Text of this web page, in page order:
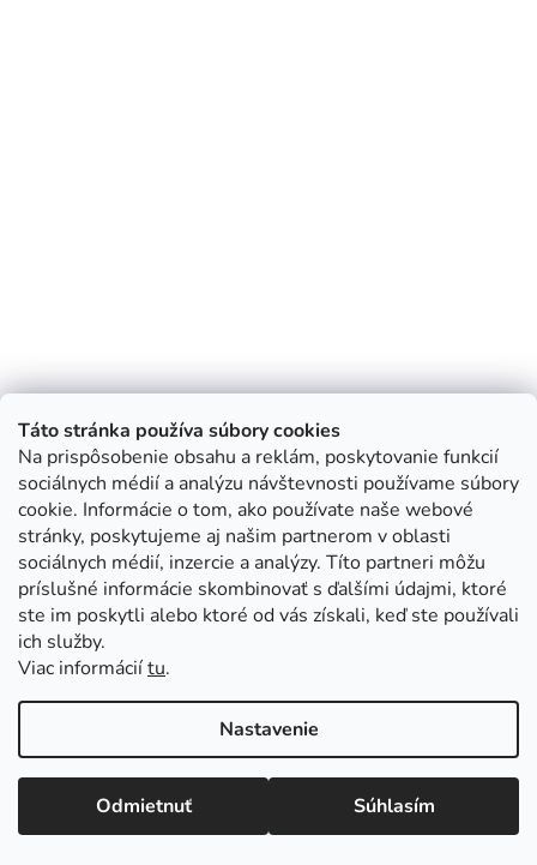
Táto stránka používa súbory cookies
Na prispôsobenie obsahu a reklám, poskytovanie funkcií
sociálnych médií a analýzu návštevnosti používame súbory
cookie. Informácie o tom, ako používate naše webové
stránky, poskytujeme aj našim partnerom v oblasti
sociálnych médií, inzercie a analýzy. Títo partneri môžu
príslušné informácie skombinovať s ďalšími údajmi, ktoré
ste im poskytli alebo ktoré od vás získali, keď ste používali
ich služby.
Viac informáciítu.
Nastavenie
Odmietnuť Súhlasím